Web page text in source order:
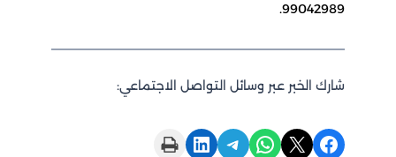
99042989.
شارك الخبر عبر وسائل التواصل الاجتماعي:
Share on Facebook
Share on X
Share on WhatsApp
Share on Telegram
Share on LinkedIn
Print this Page